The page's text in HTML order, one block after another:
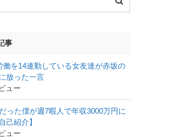
事
働を14連勤している女友達が赤坂の
放った一言
ュー
った僕が週7暇人で年収3000万円に
己紹介】
ュー